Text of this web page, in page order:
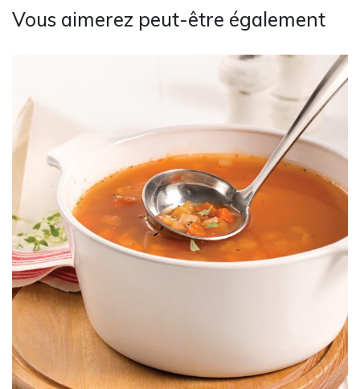
Vous aimerez peut-être également